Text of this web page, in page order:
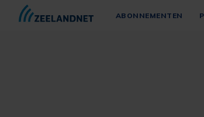
ABONNEMENTEN